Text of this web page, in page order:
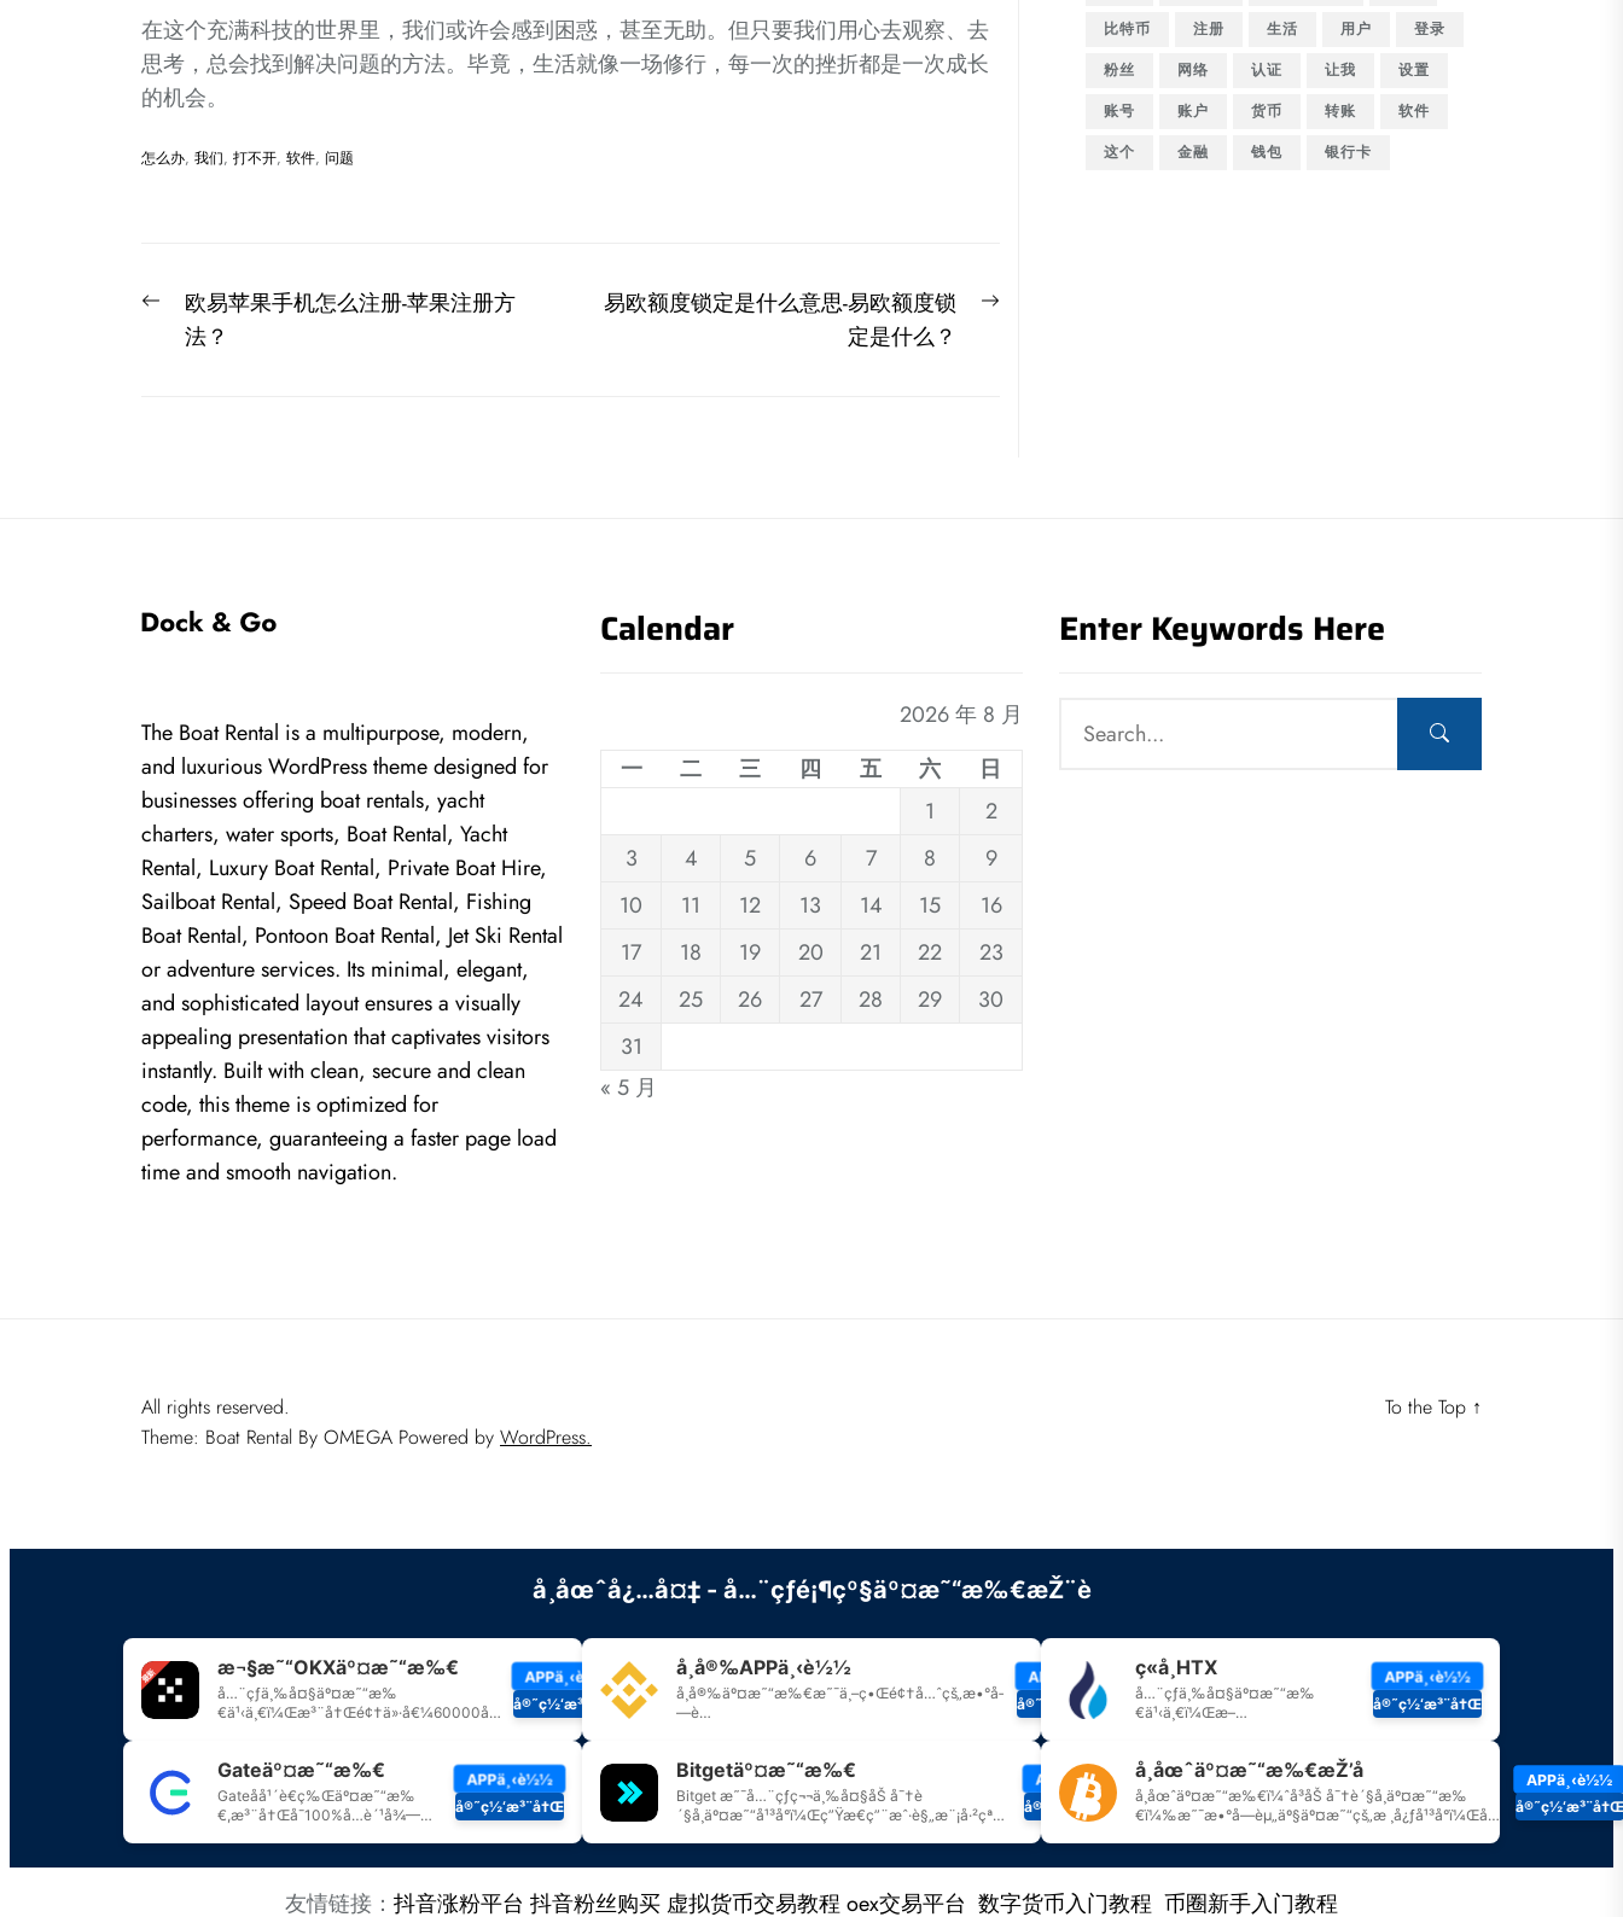
在这个充满科技的世界里，我们或许会感到困惑，甚至无助。但只要我们用心去观察、去
思考，总会找到解决问题的方法。毕竟，生活就像一场修行，每一次的挫折都是一次成长
的机会。
怎么办, 我们, 打不开, 软件, 问题
文
Previous欧易苹果手机怎么注册-苹果注册方
法？
Next
易欧额度锁定是什么意思-易欧额度锁
定是什么？
比特币
注册 生活 用户
登录
粉丝
网络 认证 让我
设置
账号
账户 货币 转账
软件
这个
金融 钱包 银行卡
The Boat Rental is a multipurpose, modern,
and luxurious WordPress theme designed for
businesses offering boat rentals, yacht
charters, water sports, Boat Rental, Yacht
Rental, Luxury Boat Rental, Private Boat Hire,
Sailboat Rental, Speed Boat Rental, Fishing
Boat Rental, Pontoon Boat Rental, Jet Ski Rental
or adventure services. Its minimal, elegant,
and sophisticated layout ensures a visually
appealing presentation that captivates visitors
instantly. Built with clean, secure and clean
code, this theme is optimized for
performance, guaranteeing a faster page load
time and smooth navigation.
Calendar
2026 年 8 月
一
二 三 四 五 六
日
1
2
3
4 5 6 7 8
9
10
11 12 13 14 15
16
17
18 19 20 21 22
23
24
25 26 27 28 29
30
31
« 5 月
Enter Keywords Here
All rights reserved.
Theme: Boat Rental By OMEGA Powered by WordPress.
To the Top ↑
友情链接： 抖音涨粉平台 抖音粉丝购买虚拟货币交易教程oex交易平台 数字货币入门教程 币圈新手入门教程